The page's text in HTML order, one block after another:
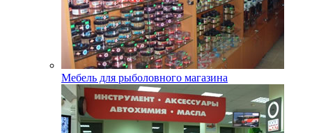
Мебель для рыболовного магазина